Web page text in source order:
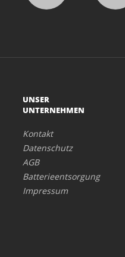
UNSER
UNTERNEHMEN
Kontakt
Datenschutz
AGB
Batterieentsorgung
Impressum